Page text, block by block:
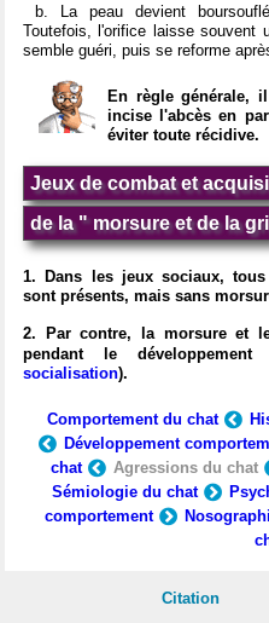
b. La peau devient
Toutefois, l'orifice laisse souvent
semble guéri, puis se reforme
En règle générale,
incise l'abcès en
éviter toute récidive.
Jeux de combat et
de la " morsure et de la
1. Dans les jeux sociaux,
sont présents, mais sans
2. Par contre, la morsure et
pendant le développement
socialisation).
Comportement du chat
Développement
chat
Agressions du chat
Sémiologie du chat
comportement
Citation